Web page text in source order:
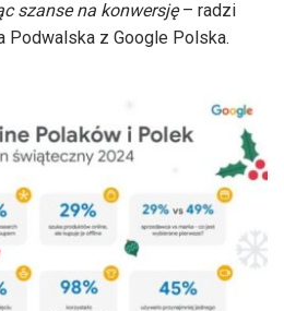
szanse na konwersję– radzi
Podwalska z Google Polska.